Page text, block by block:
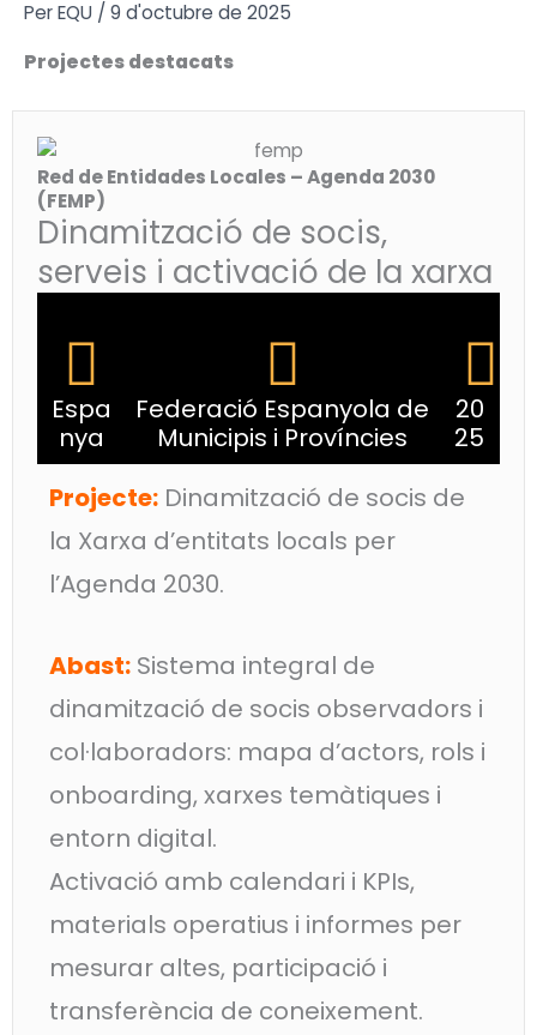
Vés
contingut
PerEQU / 9 d'octubre de 2025
Projectes destacats
Red de Entidades Locales – Agenda 2030
(FEMP)
Dinamització de socis,
serveis i activació de la xarxa
Espa
nya
Federació Espanyola de
Municipis i Províncies
20
25
Projecte: Dinamització de socis de
la Xarxa d’entitats locals per
l’Agenda 2030.
Abast: Sistema integral de
dinamització de socis observadors i
col·laboradors: mapa d’actors, rols i
onboarding, xarxes temàtiques i
entorn digital.
Activació amb calendari i KPIs,
materials operatius i informes per
mesurar altes, participació i
transferència de coneixement.